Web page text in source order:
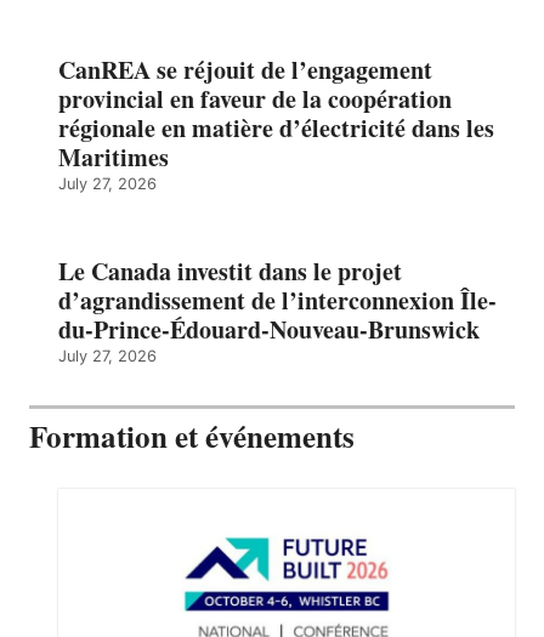
CanREA se réjouit de l’engagement
provincial en faveur de la coopération
régionale en matière d’électricité dans les
Maritimes
July 27, 2026
Le Canada investit dans le projet
d’agrandissement de l’interconnexion Île-
du-Prince-Édouard-Nouveau-Brunswick
July 27, 2026
Formation et événements